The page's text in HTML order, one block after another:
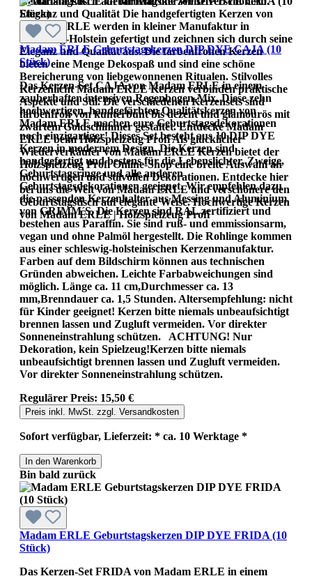
Eleganz und Qualität Die handgefertigten Kerzen von
Madam ERLE werden in kleiner Manufaktur in
Schleswig-Holstein gefertigt und zeichnen sich durch seine
Eleganz und Qualität aus. Die farbenfrohen Kerzen
bieten eine Menge Dekospaß und sind eine schöne
Bereicherung von liebgewonnenen Ritualen. Stilvolles
Kerzenlicht Madam ERLE Kerzen verbinden praktische
Aspekte und Stil. Die verschiedenen Kerzensets sind
farbenfroh von kunterbunt bis dezent und glamourös mit
zwartem Goldschimmer gestaltet. Entdecke Madam
ERLE beim Holzspielzeug Profi Als glücklicher
Wiederverkäufer von Madam ERLE Kerzen bietet der
Holzspielzeug Profi Online-Shop eine breite Auswahl an
hochwertigen und stilvollen Dekorationen. Entdecke hier
bei uns die Welt von Madam ERLE und verschönere den
Geburtstagstisch auf elegante Weise. Hochwertige Kerzen
von Madam ERLE | Holzspielzeug Profi
Madam ERLE Geburtstagskerzen DIP DYE CAJA (10
Stück)
Das Kerzen-Set CAJA von Madam ERLE in einem
zauberhaften intensiven Regenbogen-Mix. Diese zehn
hochwertigen, handgefärbten Qualitätskerzen von
Madam ERLE machen eure Geburtstagsdekorationen
noch einzigartiger! Dieses Set besteht aus 10 DIP DYE
Kerzen in modernem Design. Die Kerzen sind
handgefertigt und bestens für die Lebenslichter, Zweige,
Geburtstagsringe und alle anderen
Geburtstagsdekorationen geeignet. Wir empfehlen dazu
die passenden Kerzenhalter aus Messing und Aluminium
von GRIMM´S. Die Kerzen sind RAL zertifiziert und
bestehen aus Paraffin. Sie sind ruß- und emmissionsarm,
vegan und ohne Palmöl hergestellt. Die Rohlinge kommen
aus einer schleswig-holsteinischen Kerzenmanufaktur.
Farben auf dem Bildschirm können aus technischen
Gründen abweichen. Leichte Farbabweichungen sind
möglich. Länge ca. 11 cm,Durchmesser ca. 13
mm,Brenndauer ca. 1,5 Stunden. Altersempfehlung: nicht
für Kinder geeignet! Kerzen bitte niemals unbeaufsichtigt
brennen lassen und Zugluft vermeiden. Vor direkter
Sonneneinstrahlung schützen. ACHTUNG! Nur
Dekoration, kein Spielzeug!Kerzen bitte niemals
unbeaufsichtigt brennen lassen und Zugluft vermeiden.
Vor direkter Sonneneinstrahlung schützen.
Regulärer Preis: 15,50 €
Preis inkl. MwSt. zzgl. Versandkosten
Sofort verfügbar, Lieferzeit: * ca. 10 Werktage *
In den Warenkorb
Bin bald zurück
Madam ERLE Geburtstagskerzen DIP DYE FRIDA (10
Stück)
Das Kerzen-Set FRIDA von Madam ERLE in einem